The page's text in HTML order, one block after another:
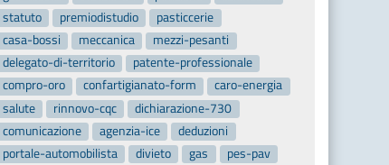
statuto
premiodistudio
pasticcerie
casa-bossi
meccanica
mezzi-pesanti
delegato-di-territorio
patente-professionale
compro-oro
confartigianato-form
caro-energia
salute
rinnovo-cqc
dichiarazione-730
comunicazione
agenzia-ice
deduzioni
portale-automobilista
divieto gas
pes-pav